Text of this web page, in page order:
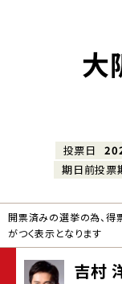
大
投票日
期日前投票
開票済みの選挙の為、
がつく表示となります
吉村